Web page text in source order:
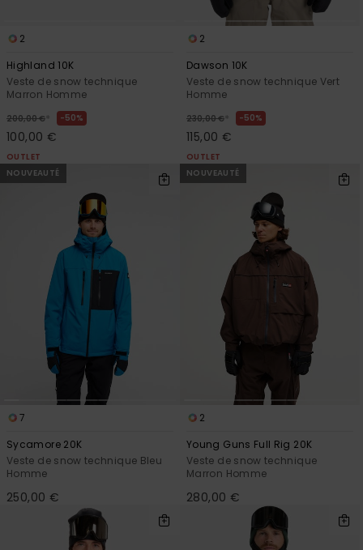
2
Highland 10K
Veste de snow technique
Marron Homme
200,00 € * 50%
100,00 €
OUTLET
2
Dawson 10K
Veste de snow technique Vert
Homme
230,00 € * 50%
115,00 €
OUTLET
NOUVEAUTÉ
7
Sycamore 20K
Veste de snow technique Bleu
Homme
250,00 €
NOUVEAUTÉ
2
Young Guns Full Rig 20K
Veste de snow technique
Marron Homme
280,00 €